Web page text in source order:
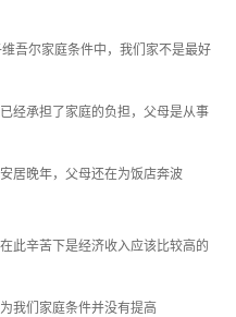
吾尔家庭条件中，我们家不是最好
经承担了家庭的负担，父母是从事
居晚年，父母还在为饭店奔波
此辛苦下是经济收入应该比较高的
我们家庭条件并没有提高